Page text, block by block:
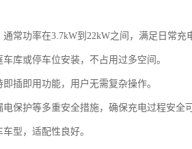
常功率在3.7kW到22kW之间，满足日常充
库或停车位安装，不占用过多空间。
插即用功能，用户无需复杂操作。
保护等多重安全措施，确保充电过程安全可
型，适配性良好。